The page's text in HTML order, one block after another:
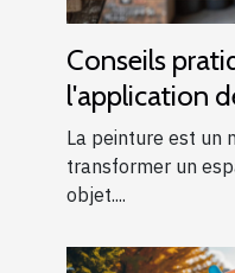
Conseils
l'application
de peintures
La peinture est un
transformer un
objet....